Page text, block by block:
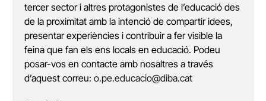
tercer sector i altres protagonistes de l’educació des
de la proximitat amb la intenció de compartir idees,
presentar experiències i contribuir a fer visible la
feina que fan els ens locals en educació. Podeu
posar-vos en contacte amb nosaltres a través
d’aquest correu: o.pe.educacio@diba.cat